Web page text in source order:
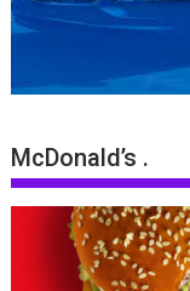
McDonald’s .